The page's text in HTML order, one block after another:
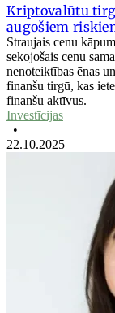
Kriptovalūtu
augošiem
Straujais cenu
sekojošais cenu
nenoteiktības ēnas
finanšu tirgū, kas
finanšu aktīvus.
Investīcijas
•
22.10.2025